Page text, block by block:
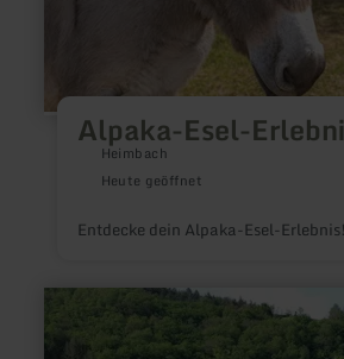
Alpaka-Esel-
Heimbach
Heute geöffnet
Entdecke dein Alpaka-Esel-Erlebnis!